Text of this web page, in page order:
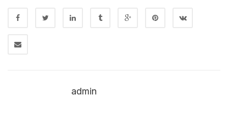
admin